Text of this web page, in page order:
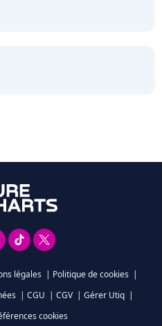
légales | Politique de cookies |
| CGU | CGV | Gérer Utiq |
cookies